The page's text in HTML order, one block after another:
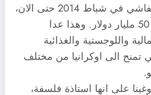
منذ الانقلاب الفاشي في شباط 2014 حتى الان،
بلغت اكثر من 50 مليار دولار. وهذا عدا
واللوجستية والغذائية
تمنح الى اوكرانيا من مختلف
على انها استاذة فلسفة،